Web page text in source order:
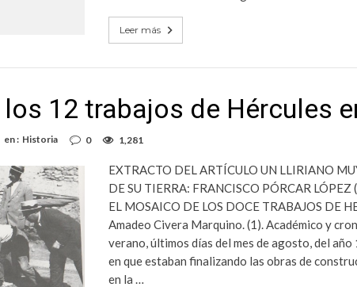
Leer más
12 trabajos de Hércules
en : Historia 0 1,281
EXTRACTO DEL ARTÍCULO UN LLIRIANO
DE SU TIERRA: FRANCISCO PÓRCAR
EL MOSAICO DE LOS DOCE TRABAJOS DE
Amadeo Civera Marquino. (1). Académico y
verano, últimos días del mes de agosto, del año
en que estaban finalizando las obras de
en la …